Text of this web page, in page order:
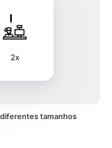
2x
tamanhos